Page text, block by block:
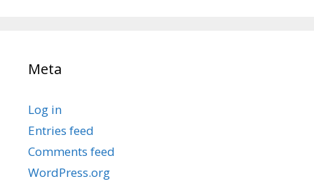
Meta
Log in
Entries feed
Comments feed
WordPress.org